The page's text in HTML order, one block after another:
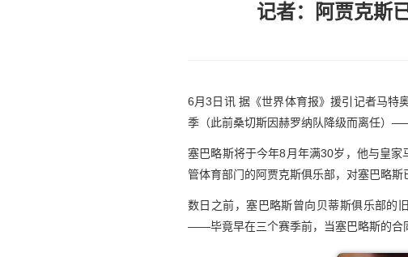
记者：阿贾克斯
6月3日讯 据《世界体育报》援引记者马特
季（此前桑切斯因赫罗纳队降级而离任）
塞巴略斯将于今年8月年满30岁，他与皇家
管体育部门的阿贾克斯俱乐部，对塞巴略斯
数日之前，塞巴略斯曾向贝蒂斯俱乐部的
——毕竟早在三个赛季前，当塞巴略斯的合